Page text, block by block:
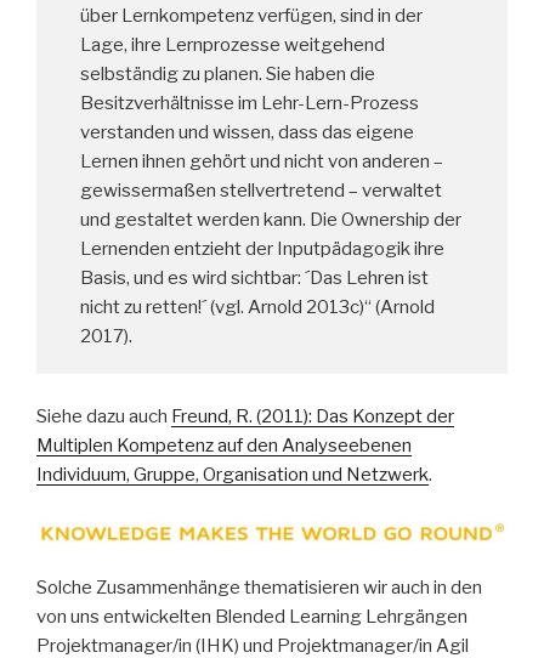
über Lernkompetenz verfügen, sind in der
Lage, ihre Lernprozesse weitgehend
selbständig zu planen. Sie haben die
Besitzverhältnisse im Lehr-Lern-Prozess
verstanden und wissen, dass das eigene
Lernen ihnen gehört und nicht von anderen –
gewissermaßen stellvertretend – verwaltet
und gestaltet werden kann. Die Ownership der
Lernenden entzieht der Inputpädagogik ihre
Basis, und es wird sichtbar: ´Das Lehren ist
nicht zu retten!´ (vgl. Arnold 2013c)“ (Arnold
2017).
Siehe dazu auch Freund, R. (2011): Das Konzept der
Multiplen Kompetenz auf den Analyseebenen
Individuum, Gruppe, Organisation und Netzwerk.
Solche Zusammenhänge thematisieren wir auch in den
von uns entwickelten Blended Learning Lehrgängen
Projektmanager/in (IHK) und Projektmanager/in Agil